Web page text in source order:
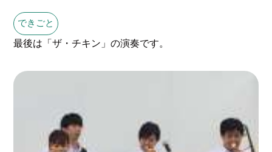
できごと
最後は「ザ・チキン」の演奏です。